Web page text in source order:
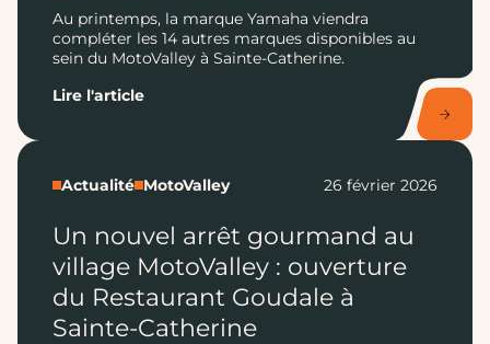
Au printemps, la marque Yamaha viendra
compléter les 14 autres marques disponibles au
sein du MotoValley à Sainte-Catherine.
Lire l'article
Actualité MotoValley 26 février 2026
Un nouvel arrêt gourmand au
village MotoValley : ouverture
du Restaurant Goudale à
Sainte-Catherine